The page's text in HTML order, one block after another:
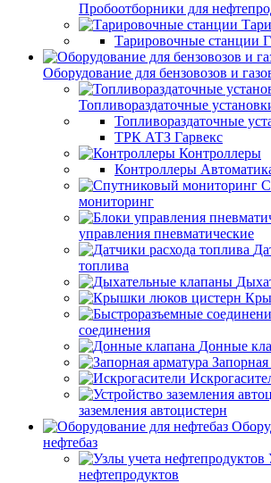
Пробоотборники для
Тарировочные станции
Оборудование для бензовозов и
Топливораздаточные
Топливораздаточные
ТРК АТЗ Гарвекс
Контроллеры
Контроллеры
мониторинг
управления пневматические
топлива
соединения
Донные
заземления автоцистерн
нефтебаз
нефтепродуктов